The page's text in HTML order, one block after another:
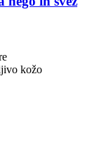
kožo